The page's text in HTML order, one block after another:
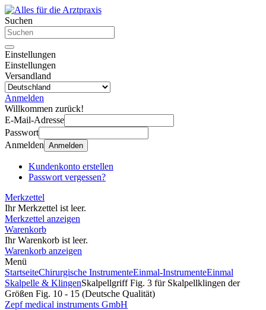
Suchen
Einstellungen
Einstellungen
Versandland
Anmelden
Willkommen zurück!
E-Mail-Adresse
Passwort
Anmelden Anmelden
Kundenkonto erstellen
Passwort vergessen?
Merkzettel
Ihr Merkzettel ist leer.
Merkzettel anzeigen
Warenkorb
Ihr Warenkorb ist leer.
Warenkorb anzeigen
Menü
StartseiteChirurgische InstrumenteEinmal-InstrumenteEinmal
Skalpelle & KlingenSkalpellgriff Fig. 3 für Skalpellklingen der
Größen Fig. 10 - 15 (Deutsche Qualität)
Zepf medical instruments GmbH